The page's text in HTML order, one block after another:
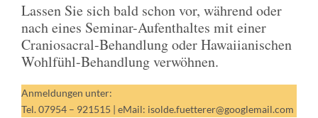
Lassen Sie sich bald schon vor, während oder
nach eines Seminar-Aufenthaltes mit einer
Craniosacral-Behandlung oder Hawaiianischen
Wohlfühl-Behandlung verwöhnen.
Anmeldungen unter:
Tel. 07954 – 921515 | eMail: isolde.fuetterer@googlemail.com